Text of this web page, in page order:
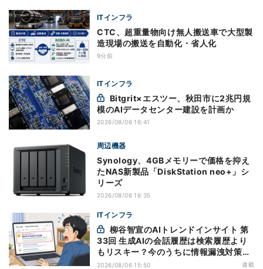
ITインフラ
CTC、超重量物向け無人搬送車で大型製
造現場の搬送を自動化・省人化
9分前
ITインフラ
模のAIデータセンター建設を計画か
2026/08/06 16:41
周辺機器
Synology、4GBメモリーで価格を抑え
たNAS新製品「DiskStation neo+」シ
リーズ
2026/08/06 16:35
ITインフラ
33回 生成AIの会話履歴は検索履歴より
もリスキー？今のうちに情報漏洩対策を
万全にしておこう
2026/08/06 15:50 連載